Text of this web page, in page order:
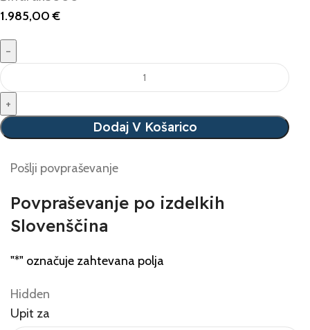
1.985,00€
Dodaj V Košarico
Pošlji povpraševanje
Povpraševanje po izdelkih
Slovenščina
"*" označuje zahtevana polja
Hidden
Upit za